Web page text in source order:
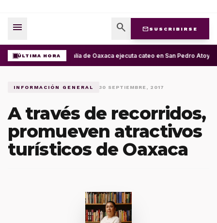
menu search mail SUSCRIBIRSE
ÚLTIMA HORAFiscalía de Oaxaca ejecuta cateo en San Pedro
INFORMACIÓN GENERAL 30 SEPTIEMBRE, 2017
A través de recorridos,
promueven atractivos
turísticos de Oaxaca